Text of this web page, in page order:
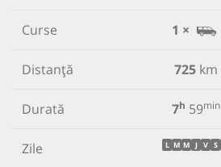
Curse 1 ×
Distanță 725 km
Durată 7h 59min
Zile L M M J V S